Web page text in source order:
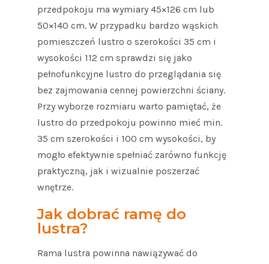
przedpokoju ma wymiary 45×126 cm lub
50×140 cm. W przypadku bardzo wąskich
pomieszczeń lustro o szerokości 35 cm i
wysokości 112 cm sprawdzi się jako
pełnofunkcyjne lustro do przeglądania się
bez zajmowania cennej powierzchni ściany.
Przy wyborze rozmiaru warto pamiętać, że
lustro do przedpokoju powinno mieć min.
35 cm szerokości i 100 cm wysokości, by
mogło efektywnie spełniać zarówno funkcję
praktyczną, jak i wizualnie poszerzać
wnętrze.
Jak dobrać ramę do
lustra?
Rama lustra powinna nawiązywać do